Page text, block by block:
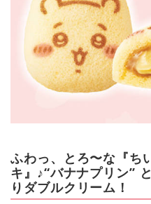
ふわっ、とろ〜な『ち
キ』♪“バナナプリン”
りダブルクリーム！